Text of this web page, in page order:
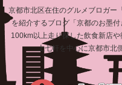
京都市北区在住のグルメブロガー
を紹介するブログ「京都のお墨
100km以上走り探した飲食新店
上七軒を中心に京都市北